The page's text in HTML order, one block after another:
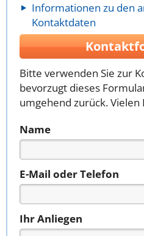
Informationen zu den
Kontaktdaten
Bitte verwenden Sie zur
bevorzugt dieses
umgehend zurück. Vielen
Name
E-Mail oder Telefon
Ihr Anliegen